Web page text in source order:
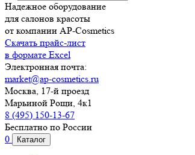
Надежное оборудование
для салонов красоты
от компании AP-Cosmetics
Скачать прайс-лист
в формате Excel
Электронная почта:
market@ap-cosmetics.ru
Москва, 17-й проезд
Марьиной Рощи, 4к1
8 (495) 150-13-67
Бесплатно по России
0
Каталог